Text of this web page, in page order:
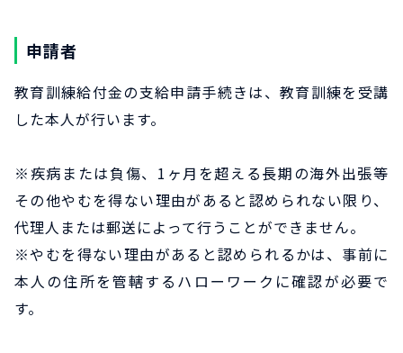
申請者
教育訓練給付金の支給申請手続きは、教育訓練を受講
した本人が行います。
※疾病または負傷、1ヶ月を超える長期の海外出張等
その他やむを得ない理由があると認められない限り、
代理人または郵送によって行うことができません。
※やむを得ない理由があると認められるかは、事前に
本人の住所を管轄するハローワークに確認が必要で
す。